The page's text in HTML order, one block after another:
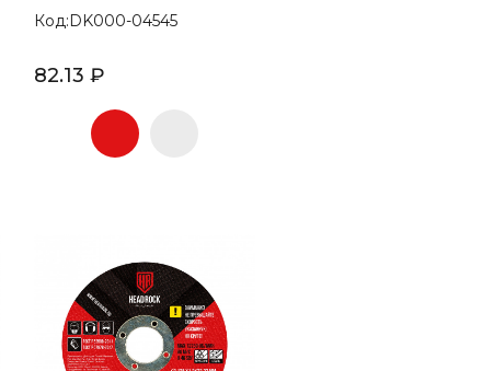
Код:DK000-04545
82.13 ₽